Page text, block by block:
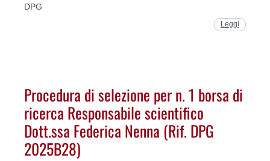
DPG
Leggi
Procedura di selezione per n. 1 borsa di
ricerca Responsabile scientifico
Dott.ssa Federica Nenna (Rif. DPG
2025B28)